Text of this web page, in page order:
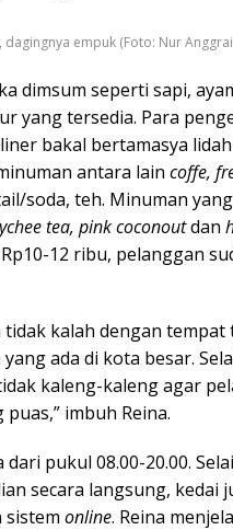
dagingnya empuk (Foto: Nur
dimsum seperti sapi,
yang tersedia. Para
bakal bertamasya
antara lain coffe,
soda, teh. Minuman
tea, pink coconoutdan
12 ribu, pelanggan
tidak kalah dengan tempat
ada di kota besar.
kaleng-kaleng agar
imbuh Reina.
dari pukul 08.00-20.00.
secara langsung, kedai
sistem online. Reina